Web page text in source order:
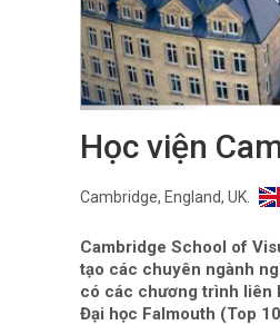
Học viện
Cambridge, England, UK.
Cambridge School of
tạo các chuyên ngành
có các chương trình liên
Đại học Falmouth (Top